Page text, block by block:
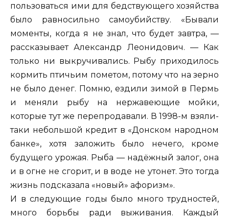
пользоваться ими для бедствующего хозяйства
было равносильно самоубийству. «Бывали
моменты, когда я не знал, что будет завтра, —
рассказывает Александр Леонидович. — Как
только ни выкручивались. Рыбу приходилось
кормить птичьим пометом, потому что на зерно
не было денег. Помню, ездили зимой в Пермь
и меняли рыбу на нержавеющие мойки,
которые тут же перепродавали. В 1998-м взяли-
таки небольшой кредит в «Донском народном
банке», хотя заложить было нечего, кроме
будущего урожая. Рыба — надёжный залог, она
и в огне не сгорит, и в воде не утонет. Это тогда
жизнь подсказала «новый» афоризм».
И в следующие годы было много трудностей,
много борьбы ради выживания. Каждый